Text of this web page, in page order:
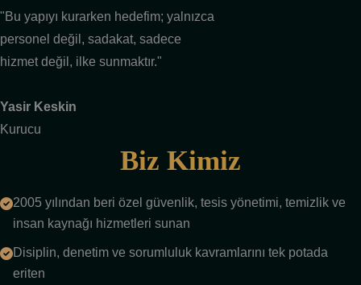
"Bu yapıyı kurarken hedefim; yalnızca
personel değil, sadakat, sadece
hizmet değil, ilke sunmaktır."
Yasir Keskin
Kurucu
Biz Kimiz
2005 yılından beri özel güvenlik, tesis yönetimi, temizlik ve
insan kaynağı hizmetleri sunan
Disiplin, denetim ve sorumluluk kavramlarını tek potada
eriten